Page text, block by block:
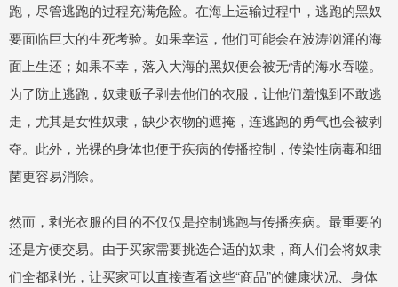
跑，尽管逃跑的过程充满危险。在海上运输过程中，逃跑的黑奴
要面临巨大的生死考验。如果幸运，他们可能会在波涛汹涌的海
面上生还；如果不幸，落入大海的黑奴便会被无情的海水吞噬。
为了防止逃跑，奴隶贩子剥去他们的衣服，让他们羞愧到不敢逃
走，尤其是女性奴隶，缺少衣物的遮掩，连逃跑的勇气也会被剥
夺。此外，光裸的身体也便于疾病的传播控制，传染性病毒和细
菌更容易消除。
然而，剥光衣服的目的不仅仅是控制逃跑与传播疾病。最重要的
还是方便交易。由于买家需要挑选合适的奴隶，商人们会将奴隶
们全都剥光，让买家可以直接查看这些“商品”的健康状况、身体